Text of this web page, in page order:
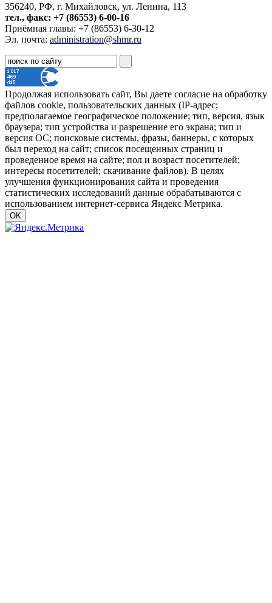
356240, РФ, г. Михайловск, ул. Ленина, 113
тел., факс: +7 (86553) 6-00-16
Приёмная главы: +7 (86553) 6-30-12
Эл. почта: administration@shmr.ru
Продолжая использовать сайт, Вы даете согласие на обработку
файлов cookie, пользовательских данных (IP-адрес;
предполагаемое географическое положение; тип, версия, язык
браузера; тип устройства и разрешение его экрана; тип и
версия ОС; поисковые системы, фразы, баннеры, с которых
был переход на сайт; список посещенных страниц и
проведенное время на сайте; пол и возраст посетителей;
интересы посетителей; скачивание файлов). В целях
улучшения функционирования сайта и проведения
статистических исследований данные обрабатываются с
использованием интернет-сервиса Яндекс Метрика.
OK